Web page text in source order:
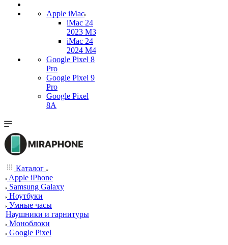
Apple iMac
iMac 24
2023 M3
iMac 24
2024 M4
Google Pixel 8
Pro
Google Pixel 9
Pro
Google Pixel
8A
Каталог
Apple iPhone
Samsung Galaxy
Ноутбуки
Умные часы
Наушники и гарнитуры
Моноблоки
Google Pixel